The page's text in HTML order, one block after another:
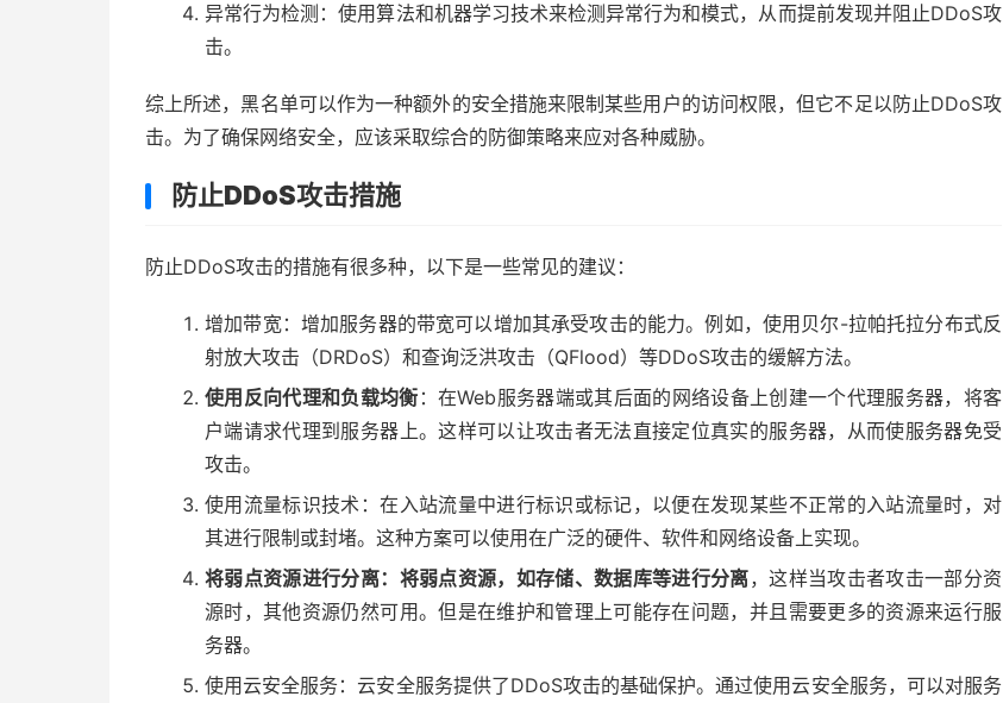
异常行为检测：使用算法和机器学习技术来检测异常行为和模式，从而提前发现并阻止DDoS攻
击。
综上所述，黑名单可以作为一种额外的安全措施来限制某些用户的访问权限，但它不足以防止DDoS攻
击。为了确保网络安全，应该采取综合的防御策略来应对各种威胁。
防止DDoS攻击措施
防止DDoS攻击的措施有很多种，以下是一些常见的建议：
增加带宽：增加服务器的带宽可以增加其承受攻击的能力。例如，使用贝尔-拉帕托拉分布式反
射放大攻击（DRDoS）和查询泛洪攻击（QFlood）等DDoS攻击的缓解方法。
使用反向代理和负载均衡 ：在Web服务器端或其后面的网络设备上创建一个代理服务器，将客
户端请求代理到服务器上。这样可以让攻击者无法直接定位真实的服务器，从而使服务器免受
攻击。
使用流量标识技术：在入站流量中进行标识或标记，以便在发现某些不正常的入站流量时，对
其进行限制或封堵。这种方案可以使用在广泛的硬件、软件和网络设备上实现。
将弱点资源进行分离：将弱点资源，如存储、数据库等进行分离，这样当攻击者攻击一部分资
源时，其他资源仍然可用。但是在维护和管理上可能存在问题，并且需要更多的资源来运行服
务器。
使用云安全服务：云安全服务提供了DDoS攻击的基础保护。通过使用云安全服务，可以对服务